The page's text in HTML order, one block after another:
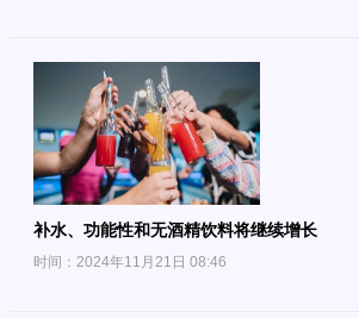
补水、功能性和无酒精饮料将继续增长
时间：2024年11月21日 08:46